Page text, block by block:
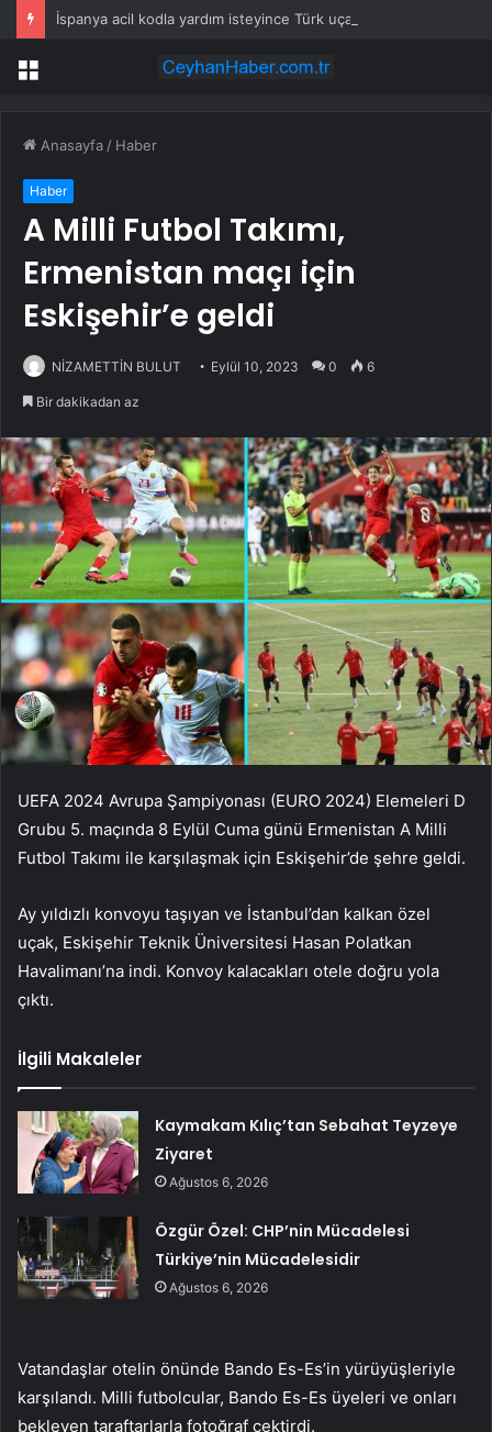
İspanya acil kodla yardım isteyince Türk uçakları havalandı
Menü
Anasayfa / Haber
Haber
A Milli Futbol Takımı,
Ermenistan maçı için
Eskişehir’e geldi
NİZAMETTİN BULUT Eylül 10, 2023 0 6
Bir dakikadan az
UEFA 2024 Avrupa Şampiyonası (EURO 2024) Elemeleri D
Grubu 5. maçında 8 Eylül Cuma günü Ermenistan A Milli
Futbol Takımı ile karşılaşmak için Eskişehir’de şehre geldi.
Ay yıldızlı konvoyu taşıyan ve İstanbul’dan kalkan özel
uçak, Eskişehir Teknik Üniversitesi Hasan Polatkan
Havalimanı’na indi. Konvoy kalacakları otele doğru yola
çıktı.
İlgili Makaleler
Kaymakam Kılıç’tan Sebahat Teyzeye
Ziyaret
Ağustos 6, 2026
Özgür Özel: CHP’nin Mücadelesi
Türkiye’nin Mücadelesidir
Ağustos 6, 2026
Vatandaşlar otelin önünde Bando Es-Es’in yürüyüşleriyle
karşılandı. Milli futbolcular, Bando Es-Es üyeleri ve onları
bekleyen taraftarlarla fotoğraf çektirdi.